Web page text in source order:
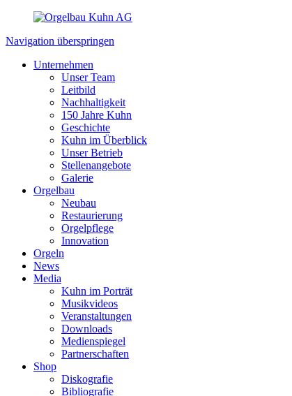
Navigation überspringen
Unternehmen
Unser Team
Leitbild
Nachhaltigkeit
150 Jahre Kuhn
Geschichte
Kuhn im Überblick
Unser Betrieb
Stellenangebote
Galerie
Orgelbau
Neubau
Restaurierung
Orgelpflege
Innovation
Orgeln
News
Media
Kuhn im Porträt
Musikvideos
Veranstaltungen
Downloads
Medienspiegel
Partnerschaften
Shop
Diskografie
Bibliografie